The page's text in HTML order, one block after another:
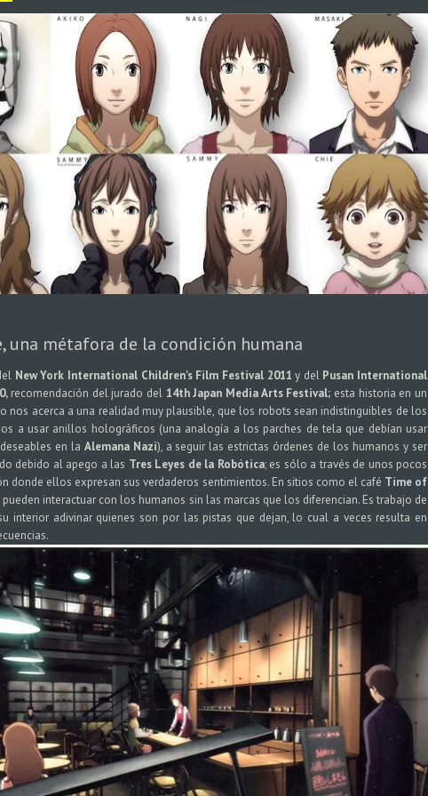
una métafora de la condición humana
New York International Children's Film Festival 2011 y del Pusan International
recomendación del jurado del 14th Japan Media Arts Festival; esta historia en un
nos acerca a una realidad muy plausible, que los robots sean indistinguibles de los
a usar anillos holográficos (una analogía a los parches de tela que debían usar
en la Alemana Nazi), a seguir las estrictas órdenes de los humanos y ser
debido al apego a las Tres Leyes de la Robótica; es sólo a través de unos pocos
donde ellos expresan sus verdaderos sentimientos. En sitios como el café Time of
interactuar con los humanos sin las marcas que los diferencian. Es trabajo de
interior adivinar quienes son por las pistas que dejan, lo cual a veces resulta en